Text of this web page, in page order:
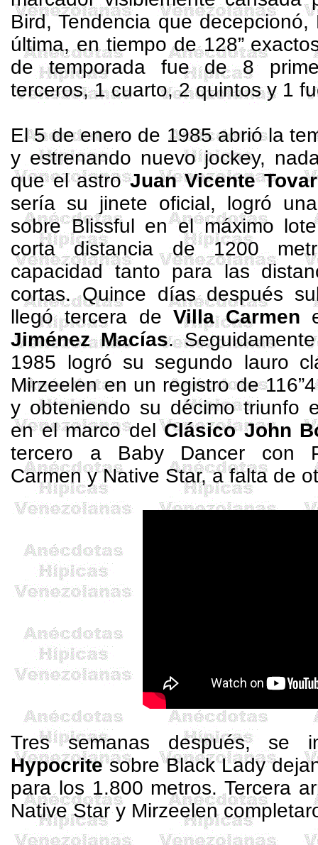
Bird, Tendencia que
última, en tiempo de128”
de temporada fue de 8
terceros, 1 cuarto, 2 quintos y 1
El 5 de enero de 1985 abrió la
y estrenando nuevo jockey,
que el astroJuan Vicente Tovar
sería su jinete oficial, logró
sobreBlissful en el máximo
corta distancia de1200
capacidad tanto para las
cortas. Quince días después
llegó tercera deVilla Carmen
Jiménez Macías.
1985 logró su segundo lauro
Mirzeelenen un registro de
y obteniendo su décimo triunfo
en el marco delClásico John
tercero a Baby Dancer con
Carmen yNative Star, a falta de
Tres semanas después,
Hypocritesobre Black Lady
para los 1.800 metros. Tercera
Native Stary Mirzeelen